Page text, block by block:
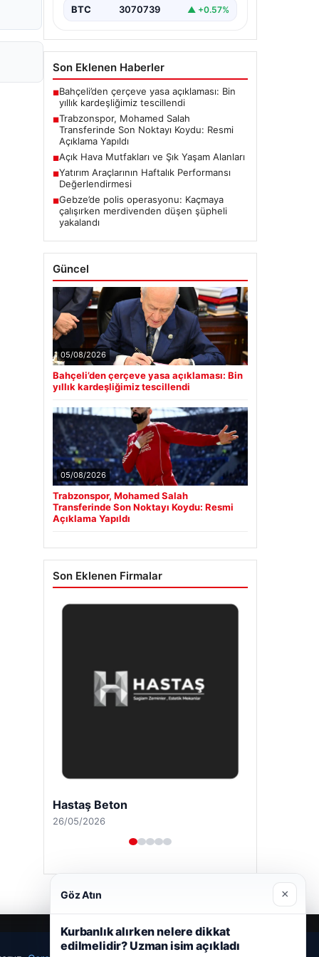
BTC 3070739 ▲ +0.57%
Son Eklenen Haberler
■Bahçeli’den çerçeve yasa açıklaması: Bin
yıllık kardeşliğimiz tescillendi
■Trabzonspor, Mohamed Salah
Transferinde Son Noktayı Koydu: Resmi
Açıklama Yapıldı
■Açık Hava Mutfakları ve Şık Yaşam Alanları
■Yatırım Araçlarının Haftalık Performansı
Değerlendirmesi
■Gebze’de polis operasyonu: Kaçmaya
çalışırken merdivenden düşen şüpheli
yakalandı
Güncel
05/08/2026
Bahçeli’den çerçeve yasa açıklaması: Bin
yıllık kardeşliğimiz tescillendi
05/08/2026
Trabzonspor, Mohamed Salah
Transferinde Son Noktayı Koydu: Resmi
Açıklama Yapıldı
Son Eklenen Firmalar
Hastaş Beton
26/05/2026
Göz Atın ×
Kurbanlık alırken nelere dikkat
edilmelidir? Uzman isim açıkladı